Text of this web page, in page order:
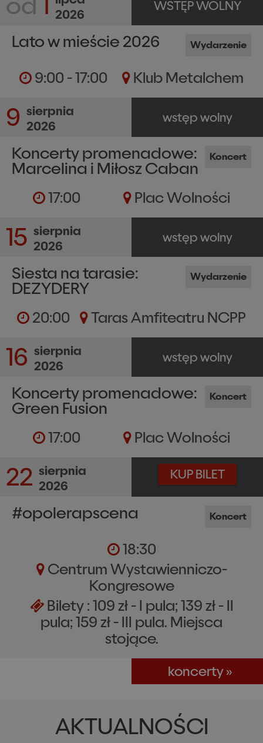
AKTUALNOŚCI
od 1
2026
Lato w mieście 2026 Wydarzenie
9:00 - 17:00 Klub Metalchem
WSTĘP WOLNY
9 sierpnia
2026
Koncerty promenadowe:
Marcelina i Miłosz Caban
Koncert
17:00 Plac Wolności
wstęp wolny
15 sierpnia
2026
Siesta na tarasie:
DEZYDERY
Wydarzenie
20:00 Taras Amfiteatru NCPP
wstęp wolny
16 sierpnia
2026
Koncerty promenadowe:
Green Fusion
Koncert
17:00 Plac Wolności
wstęp wolny
22 sierpnia
2026
#opolerapscena Koncert
18:30
Centrum Wystawienniczo-
Kongresowe
Bilety: 109 zł - I pula; 139 zł - II
pula; 159 zł - III pula. Miejsca
stojące.
KUP BILET
koncerty »